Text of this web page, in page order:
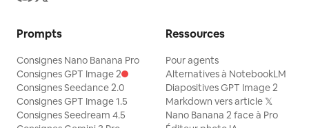
Prompts
Consignes Nano Banana Pro
Consignes GPT Image 2
Consignes Seedance 2.0
Consignes GPT Image 1.5
Consignes Seedream 4.5
Ressources
Pour agents
Alternatives à NotebookLM
Diapositives GPT Image 2
Markdown vers article 𝕏
Nano Banana 2 face à Pro